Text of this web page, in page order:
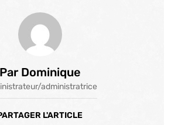
Par Dominique
administratrice
L'ARTICLE